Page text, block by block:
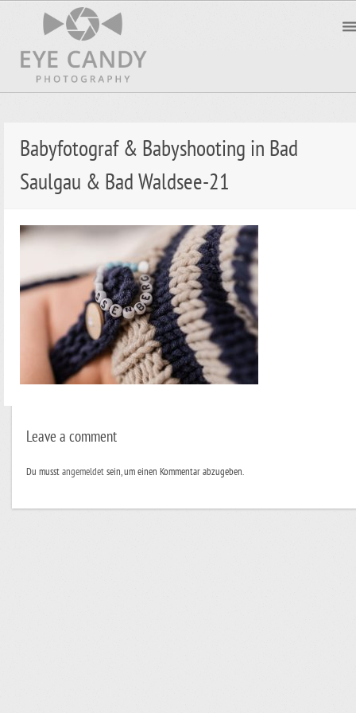
Babyfotograf & Babyshooting in Bad
Saulgau & Bad Waldsee-21
Leave a comment
Du musstangemeldetsein, um einen Kommentar abzugeben.